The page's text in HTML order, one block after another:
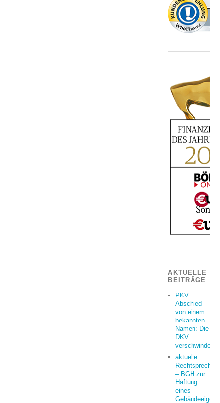
AKTUELLE
BEITRÄGE
PKV –
Abschied
von einem
bekannten
Namen: Die
DKV
verschwindet
aktuelle
– BGH zur
Haftung
eines